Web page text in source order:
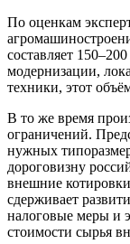
По оценкам
составляет
модернизации,
техники, этот
В то же время
ограничений.
нужных
дороговизну
внешние
сдерживает
налоговые меры и
стоимости сырья